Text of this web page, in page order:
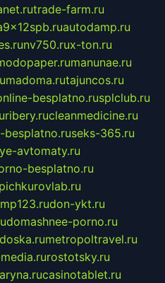
trade-farm.ru
autodamp.ru
nv750.rux-ton.ru
manunae.ru
madoma.rutajuncos.ru
besplatno.rusplclub.ru
ribery.rucleanmedicine.ru
seks-365.ru
avtomaty.ru
besplatno.ru
pichkurovlab.ru
don-ykt.ru
domashnee-porno.ru
metropoltravel.ru
rostotsky.ru
casinotablet.ru